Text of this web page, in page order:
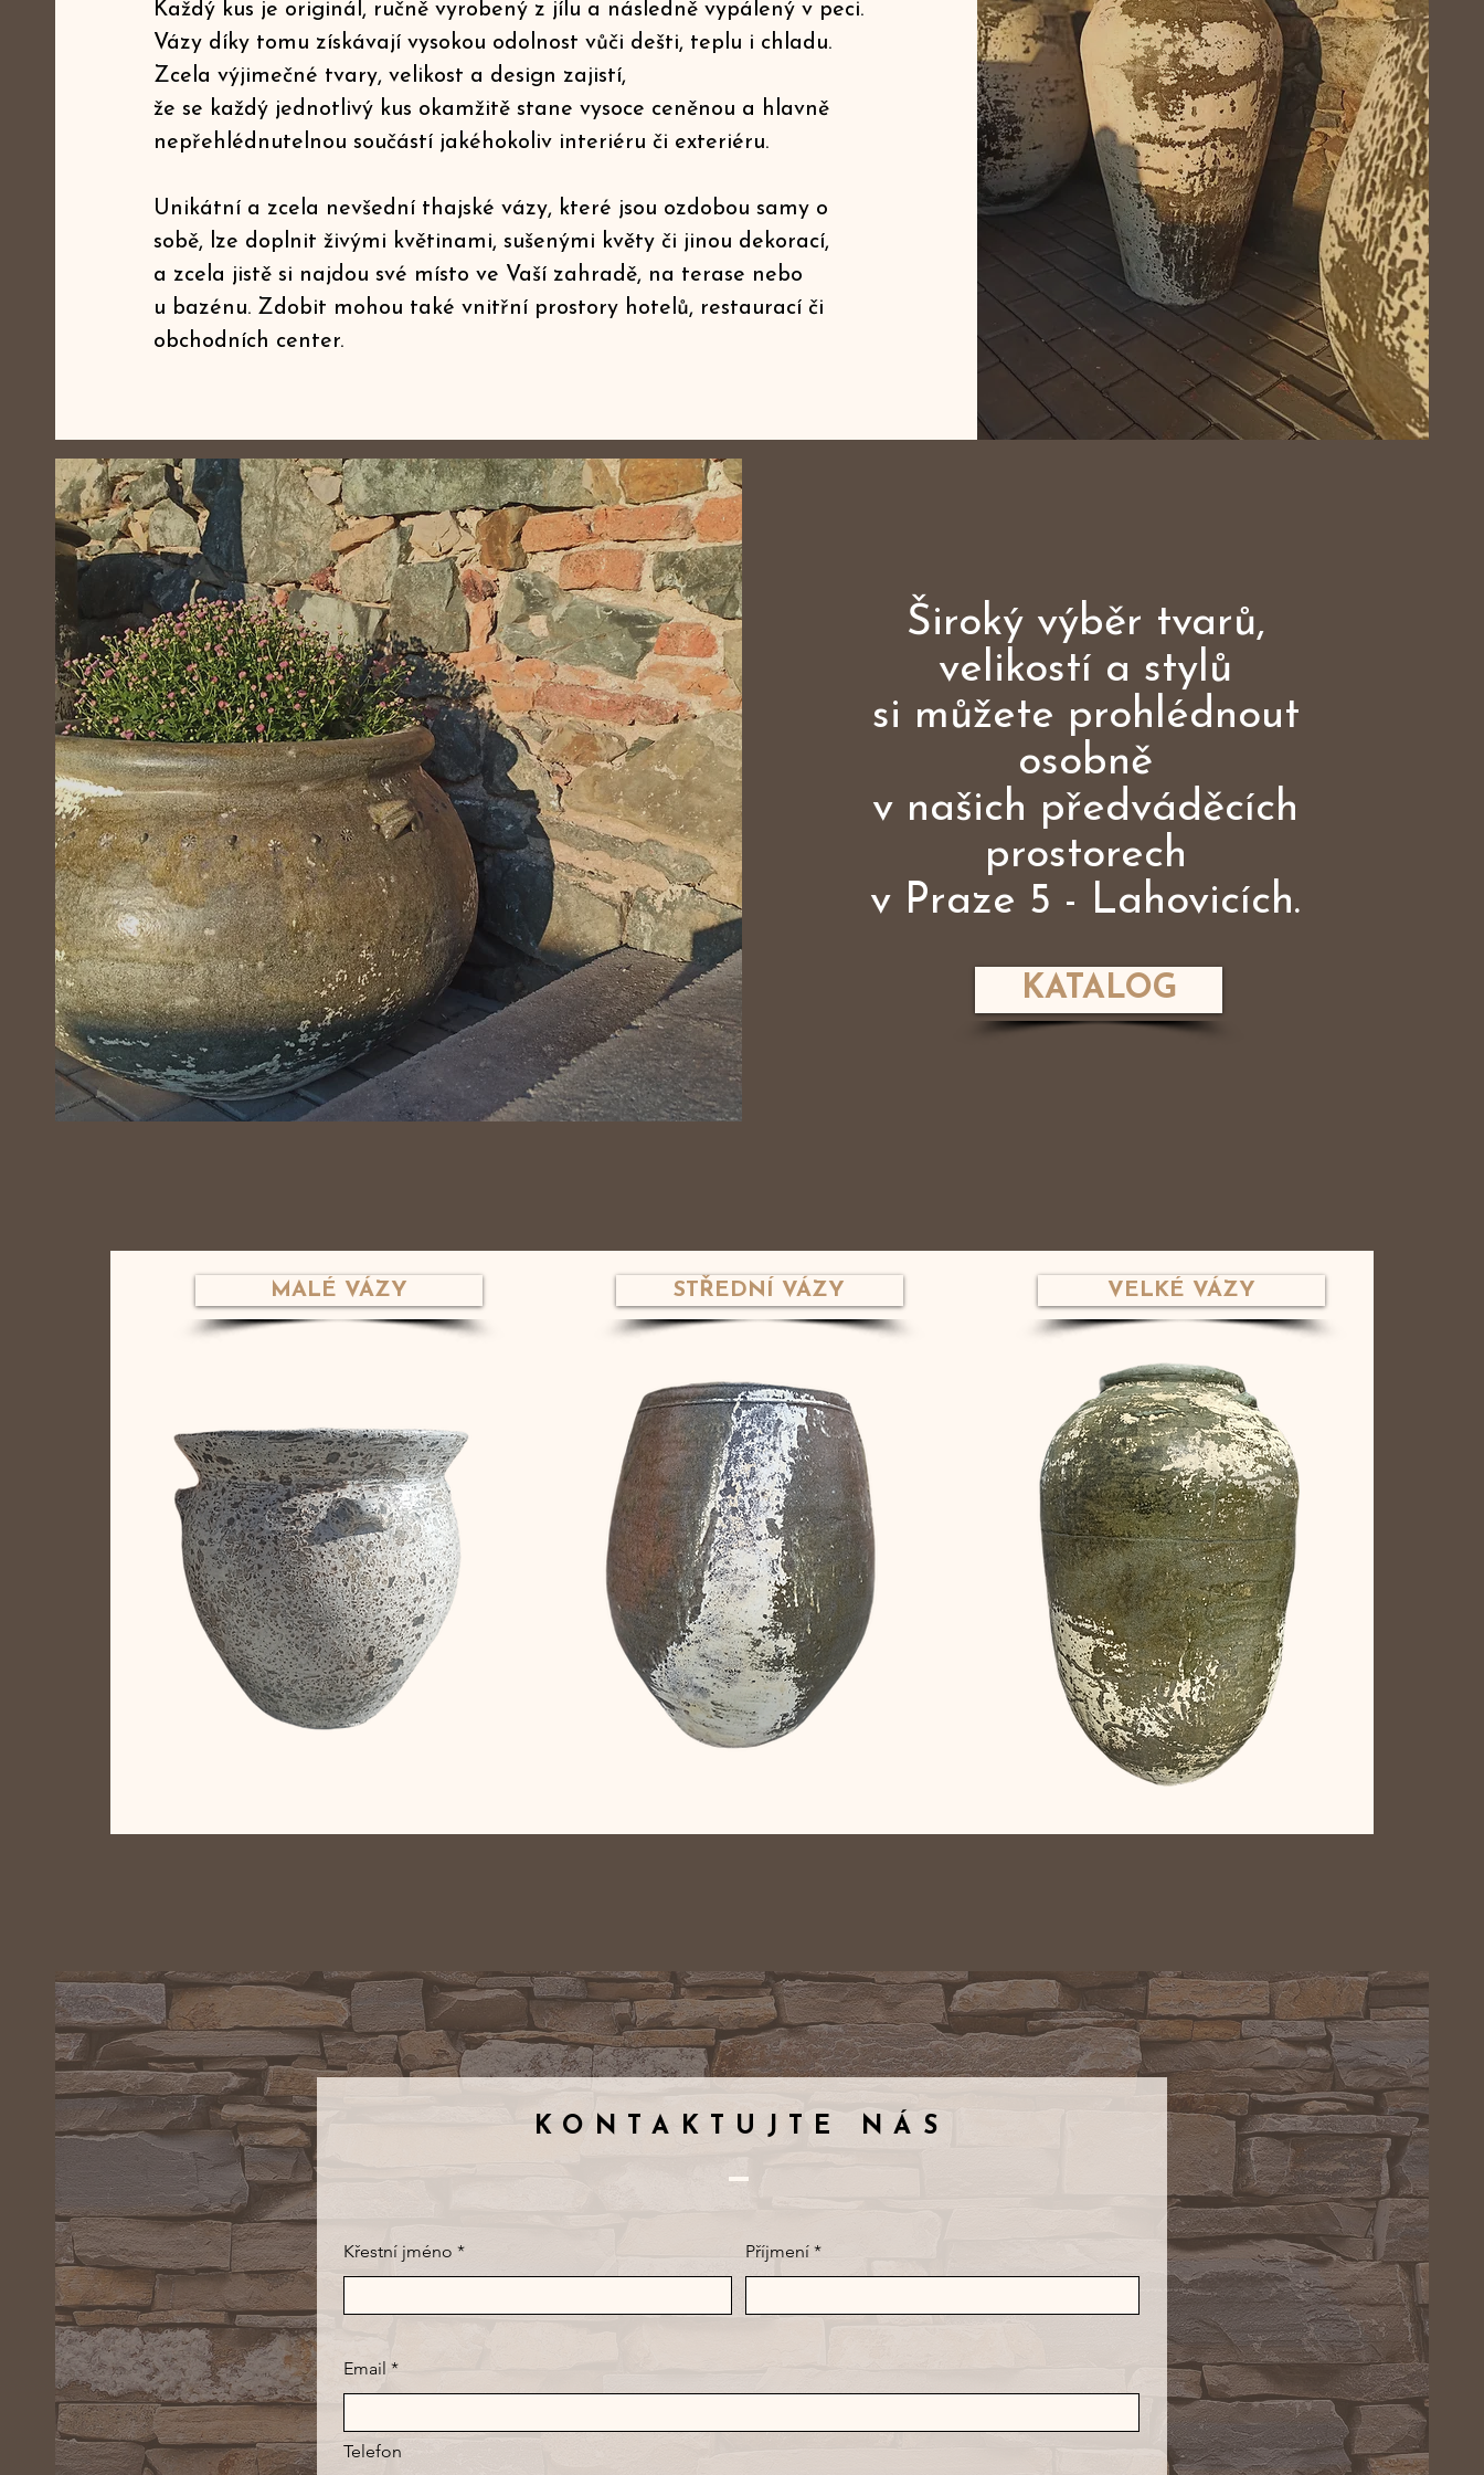
Každý kus je originál, ručně vyrobený z jílu a následně vypálený v peci.
Vázy díky tomu získávají vysokou odolnost vůči dešti, teplu i chladu.
Zcela výjimečné tvary, velikost a design zajistí,
že se každý jednotlivý kus okamžitě stane vysoce ceněnou a hlavně
nepřehlédnutelnou součástí jakéhokoliv interiéru či exteriéru.
Unikátní a zcela nevšední thajské vázy, které jsou ozdobou samy o
sobě, lze doplnit živými květinami, sušenými květy či jinou dekorací,
a zcela jistě si najdou své místo ve Vaší zahradě, na terase nebo
u bazénu. Zdobit mohou také vnitřní prostory hotelů, restaurací či
obchodních center.
Široký výběr tvarů,
velikostí a stylů
si můžete prohlédnout
osobně
v našich předváděcích
prostorech
v Praze 5 - Lahovicích.
KATALOG
MALÉ VÁZY STŘEDNÍ VÁZY VELKÉ VÁZY
KONTAKTUJTE NÁS
Křestní jméno Příjmení
Email
Telefon